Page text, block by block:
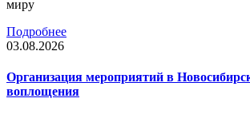
миру
Подробнее
03.08.2026
Организация мероприятий в
воплощения